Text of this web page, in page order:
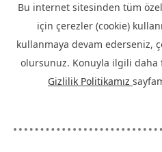
Bu internet sitesinden tüm
için çerezler (cookie)
kullanmaya devam ederseniz,
olursunuz. Konuyla ilgili
Gizlilik Politikamız